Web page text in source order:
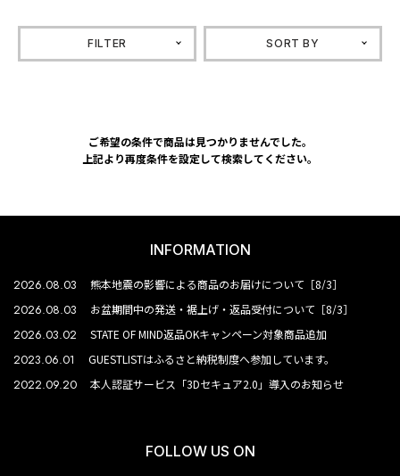
FILTER SORT BY
ご希望の条件で商品は見つかりませんでした。
上記より再度条件を設定して検索してください。
INFORMATION
2026.08.03 熊本地震の影響による商品のお届けについて［8/3］
2026.08.03 お盆期間中の発送・裾上げ・返品受付について［8/3］
2026.03.02 STATE OF MIND返品OKキャンペーン対象商品追加
2023.06.01 GUESTLISTはふるさと納税制度へ参加しています。
2022.09.20 本人認証サービス「3Dセキュア2.0」導入のお知らせ
FOLLOW US ON